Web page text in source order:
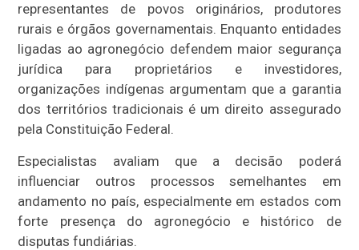
representantes de povos originários, produtores
rurais e órgãos governamentais. Enquanto entidades
ligadas ao agronegócio defendem maior segurança
jurídica para proprietários e investidores,
organizações indígenas argumentam que a garantia
dos territórios tradicionais é um direito assegurado
pela Constituição Federal.
Especialistas avaliam que a decisão poderá
influenciar outros processos semelhantes em
andamento no país, especialmente em estados com
forte presença do agronegócio e histórico de
disputas fundiárias.